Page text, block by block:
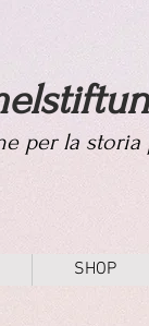
per la
SHOP